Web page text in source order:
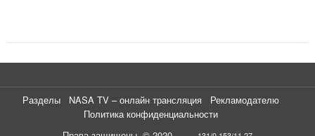
Разделы NASA TV – онлайн трансляция
Рекламодателю
Политика конфиденциальности